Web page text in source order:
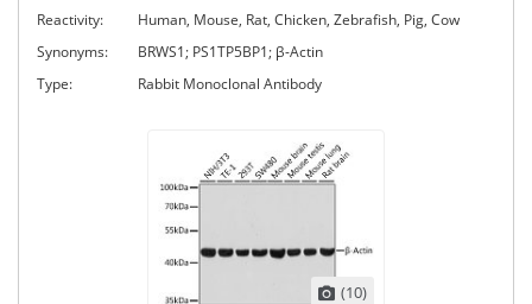
Reactivity:
Human, Mouse, Rat, Chicken, Zebrafish, Pig, Cow
Synonyms:
BRWS1; PS1TP5BP1; β-Actin
Type:
Rabbit Monoclonal Antibody
(10)